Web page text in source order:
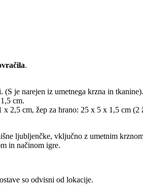
.
je narejen iz umetnega krzna in tkanine).
cm.
2,5 cm, žep za hrano: 25 x 5 x 1,5 cm (2
ljubljenčke, vključno z umetnim
in načinom igre.
so odvisni od lokacije.